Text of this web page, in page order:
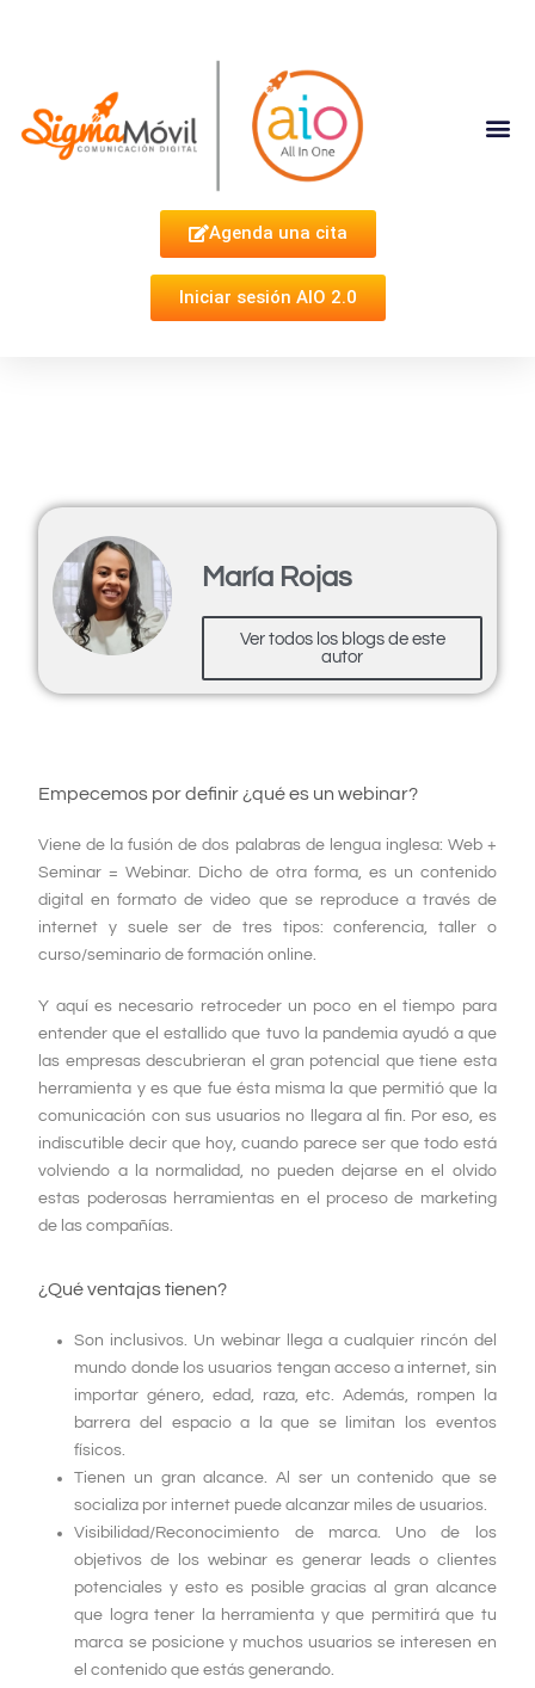
Agenda una cita
Iniciar sesión AIO 2.0
María Rojas
Ver todos los blogs de este
autor
Empecemos por definir ¿qué es un webinar?
Viene de la fusión de dos palabras de lengua inglesa: Web +
Seminar = Webinar. Dicho de otra forma, es un contenido
digital en formato de video que se reproduce a través de
internet y suele ser de tres tipos: conferencia, taller o
curso/seminario de formaciónonline.
Y aquí es necesario retroceder un poco en el tiempo para
entender que el estallido que tuvo la pandemia ayudó a que
las empresas descubrieran el gran potencial que tiene esta
herramienta y es que fue ésta misma la que permitió que la
comunicación con sus usuarios no llegara al fin. Por eso, es
indiscutible decir que hoy, cuando parece ser que todo está
volviendo a la normalidad, no pueden dejarse en el olvido
estas poderosas herramientas en el proceso de marketing
de las compañías.
¿Qué ventajas tienen?
Son inclusivos. Un webinar llega a cualquier rincón del
mundo donde los usuarios tengan acceso a internet, sin
importar género, edad, raza, etc. Además, rompen la
barrera del espacio a la que se limitan los eventos
físicos.
Tienen un gran alcance. Al ser un contenido que se
socializa por internet puede alcanzar miles de usuarios.
Visibilidad/Reconocimiento de marca. Uno de los
objetivos de los webinar es generar leads o clientes
potenciales y esto es posible gracias al gran alcance
que logra tener la herramienta y que permitirá que tu
marca se posicione y muchos usuarios se interesen en
el contenido que estás generando.